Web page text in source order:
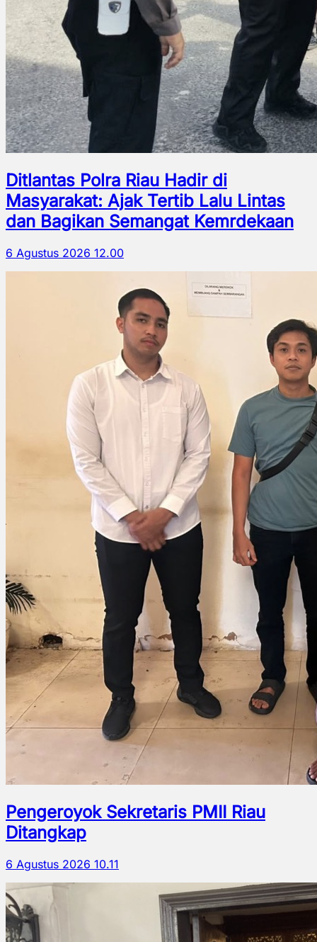
Ditlantas Polra Riau Hadir di
Masyarakat: Ajak Tertib Lalu Lintas
dan Bagikan Semangat Kemrdekaan
6 Agustus 2026 12.00
Pengeroyok Sekretaris PMII Riau
Ditangkap
6 Agustus 2026 10.11